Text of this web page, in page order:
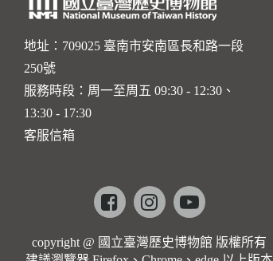
地址：709025 臺南市安南區長和路一段
250號
服務時段：周一至周五 09:30 - 12:30、
13:30 - 17:30
客服信箱
Facebookinstagramyoutube
copyright @ 國立臺灣歷史博物館 版權所有